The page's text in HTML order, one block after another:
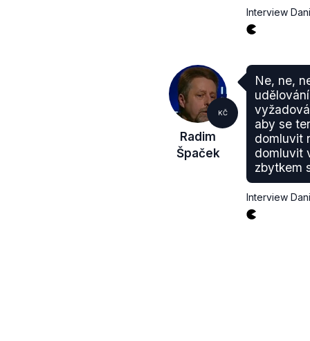
Interview
KČ
Radim
Špaček
Ne, ne,
aby se
domluvit
domluvit
zbytkem
Interview